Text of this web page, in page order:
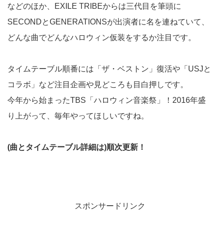
などのほか、EXILE TRIBEからは三代目を筆頭に
SECONDとGENERATIONSが出演者に名を連ねていて、
どんな曲でどんなハロウィン仮装をするか注目です。
タイムテーブル順番には「ザ・ベストン」復活や「USJと
コラボ」など注目企画や見どころも目白押しです。
今年から始まったTBS「ハロウィン音楽祭」！2016年盛
り上がって、毎年やってほしいですね。
(曲とタイムテーブル詳細は)順次更新！
スポンサードリンク